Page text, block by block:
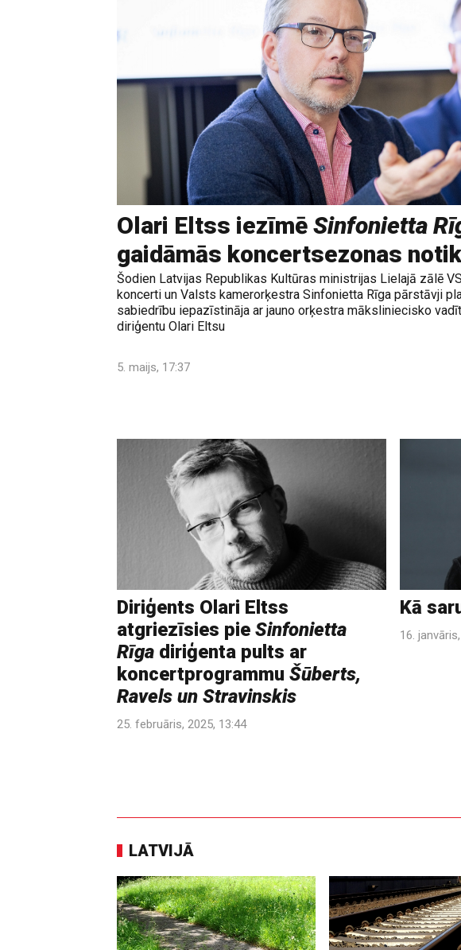
Olari Eltss iezīmē Sinfonietta
gaidāmās koncertsezonas
Šodien Latvijas Republikas Kultūras ministrijas Lielajā zālē
koncerti un Valsts kamerorķestra Sinfonietta Rīga pārstāvji
sabiedrību iepazīstināja ar jauno orķestra māksliniecisko
diriģentu Olari Eltsu
5. maijs, 17:37
Diriģents Olari Eltss
atgriezīsies pie Sinfonietta
Rīga diriģenta pults ar
koncertprogrammu Šūberts,
Ravels un Stravinskis
25. februāris, 2025, 13:44
Kā
16.
LATVIJĀ